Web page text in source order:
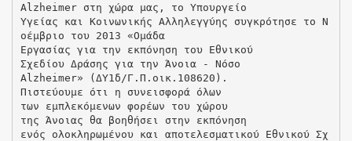
Alzheimer στη χώρα μας, το Υπουργείο
Υγείας και Κοινωνικής Αλληλεγγύης συγκρότησε το Ν
οέμβριο του 2013 «Ομάδα
Εργασίας για την εκπόνηση του Εθνικού
Σχεδίου Δράσης για την Άνοια - Νόσο
Alzheimer» (ΔΥ1δ/Γ.Π.οικ.108620).
Πιστεύουμε ότι η συνεισφορά όλων
των εμπλεκόμενων φορέων του χώρου
της Άνοιας θα βοηθήσει στην εκπόνηση
ενός ολοκληρωμένου και αποτελεσματικού Εθνικού Σχ